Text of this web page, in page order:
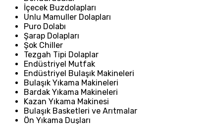
İçecek Buzdolapları
Unlu Mamuller Dolapları
Puro Dolabı
Şarap Dolapları
Şok Chiller
Tezgah Tipi Dolaplar
Endüstriyel Mutfak
Endüstriyel Bulaşık Makineleri
Bulaşık Yıkama Makineleri
Bardak Yıkama Makineleri
Kazan Yıkama Makinesi
Bulaşık Basketleri ve Arıtmalar
Ön Yıkama Duşları